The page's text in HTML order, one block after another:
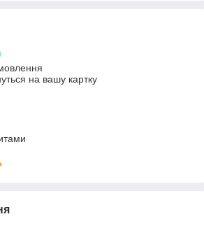
на вашу картку